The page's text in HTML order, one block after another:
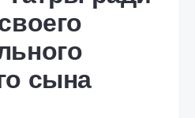
сына